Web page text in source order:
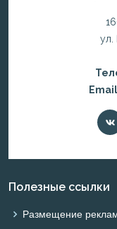
ул.
Полезные ссылки
Размещение